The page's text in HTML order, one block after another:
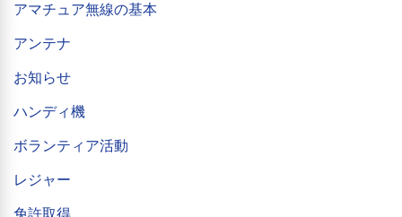
アマチュア無線の基本
アンテナ
お知らせ
ハンディ機
ボランティア活動
レジャー